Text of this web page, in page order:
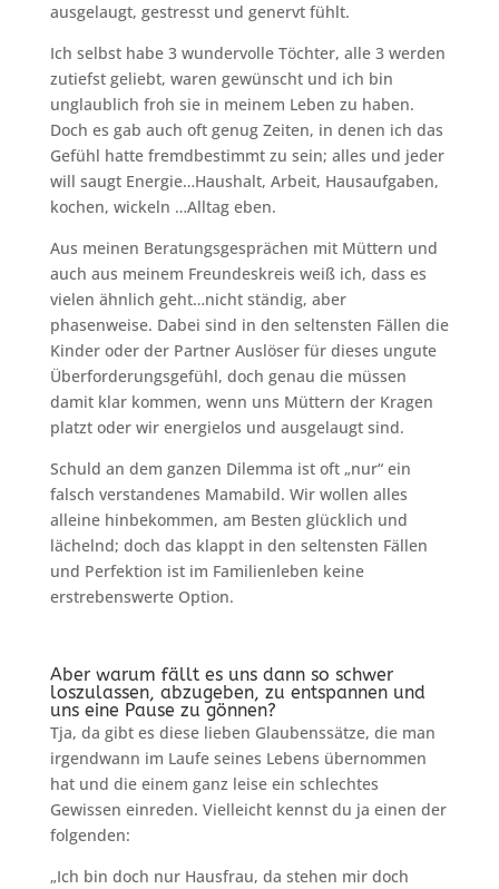
ausgelaugt, gestresst und genervt fühlt.
Ich selbst habe 3 wundervolle Töchter, alle 3 werden
zutiefst geliebt, waren gewünscht und ich bin
unglaublich froh sie in meinem Leben zu haben.
Doch es gab auch oft genug Zeiten, in denen ich das
Gefühl hatte fremdbestimmt zu sein; alles und jeder
will saugt Energie…Haushalt, Arbeit, Hausaufgaben,
kochen, wickeln …Alltag eben.
Aus meinen Beratungsgesprächen mit Müttern und
auch aus meinem Freundeskreis weiß ich, dass es
vielen ähnlich geht…nicht ständig, aber
phasenweise. Dabei sind in den seltensten Fällen die
Kinder oder der Partner Auslöser für dieses ungute
Überforderungsgefühl, doch genau die müssen
damit klar kommen, wenn uns Müttern der Kragen
platzt oder wir energielos und ausgelaugt sind.
Schuld an dem ganzen Dilemma ist oft „nur“ ein
falsch verstandenes Mamabild. Wir wollen alles
alleine hinbekommen, am Besten glücklich und
lächelnd; doch das klappt in den seltensten Fällen
und Perfektion ist im Familienleben keine
erstrebenswerte Option.
Aber warum fällt es uns dann so schwer
loszulassen, abzugeben, zu entspannen und
uns eine Pause zu gönnen?
Tja, da gibt es diese lieben Glaubenssätze, die man
irgendwann im Laufe seines Lebens übernommen
hat und die einem ganz leise ein schlechtes
Gewissen einreden. Vielleicht kennst du ja einen der
folgenden:
„Ich bin doch nur Hausfrau, da stehen mir doch